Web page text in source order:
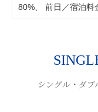
80%、 前日／宿泊料
シングル・ダブ